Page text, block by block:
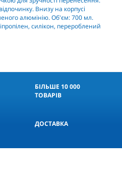
Внизу на корпусі
алюмінію. Об'єм: 700 мл.
силікон, перероблений
БІЛЬШЕ 10 000
ТОВАРІВ
ДОСТАВКА